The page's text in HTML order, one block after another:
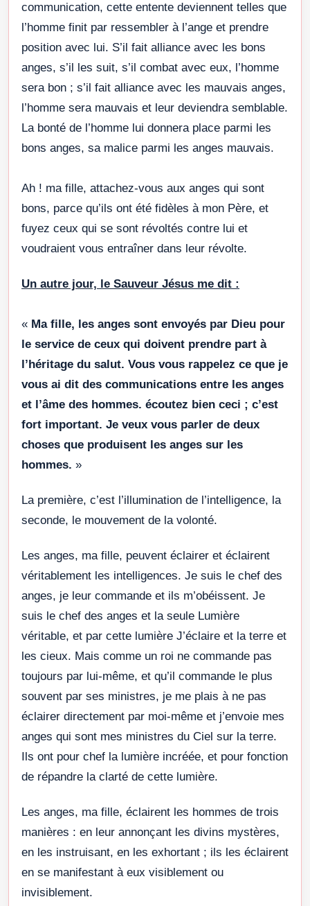
communication, cette entente deviennent telles que
l’homme finit par ressembler à l’ange et prendre
position avec lui. S’il fait alliance avec les bons
anges, s’il les suit, s’il combat avec eux, l’homme
sera bon ; s’il fait alliance avec les mauvais anges,
l’homme sera mauvais et leur deviendra semblable.
La bonté de l’homme lui donnera place parmi les
bons anges, sa malice parmi les anges mauvais.
Ah ! ma fille, attachez-vous aux anges qui sont
bons, parce qu’ils ont été fidèles à mon Père, et
fuyez ceux qui se sont révoltés contre lui et
voudraient vous entraîner dans leur révolte.
Un autre jour, le Sauveur Jésus me dit :
« Ma fille, les anges sont envoyés par Dieu pour
le service de ceux qui doivent prendre part à
l’héritage du salut. Vous vous rappelez ce que je
vous ai dit des communications entre les anges
et l’âme des hommes. écoutez bien ceci ; c’est
fort important. Je veux vous parler de deux
choses que produisent les anges sur les
hommes. »
La première, c’est l’illumination de l’intelligence, la
seconde, le mouvement de la volonté.
Les anges, ma fille, peuvent éclairer et éclairent
véritablement les intelligences. Je suis le chef des
anges, je leur commande et ils m’obéissent. Je
suis le chef des anges et la seule Lumière
véritable, et par cette lumière J’éclaire et la terre et
les cieux. Mais comme un roi ne commande pas
toujours par lui-même, et qu’il commande le plus
souvent par ses ministres, je me plais à ne pas
éclairer directement par moi-même et j’envoie mes
anges qui sont mes ministres du Ciel sur la terre.
Ils ont pour chef la lumière incréée, et pour fonction
de répandre la clarté de cette lumière.
Les anges, ma fille, éclairent les hommes de trois
manières : en leur annonçant les divins mystères,
en les instruisant, en les exhortant ; ils les éclairent
en se manifestant à eux visiblement ou
invisiblement.